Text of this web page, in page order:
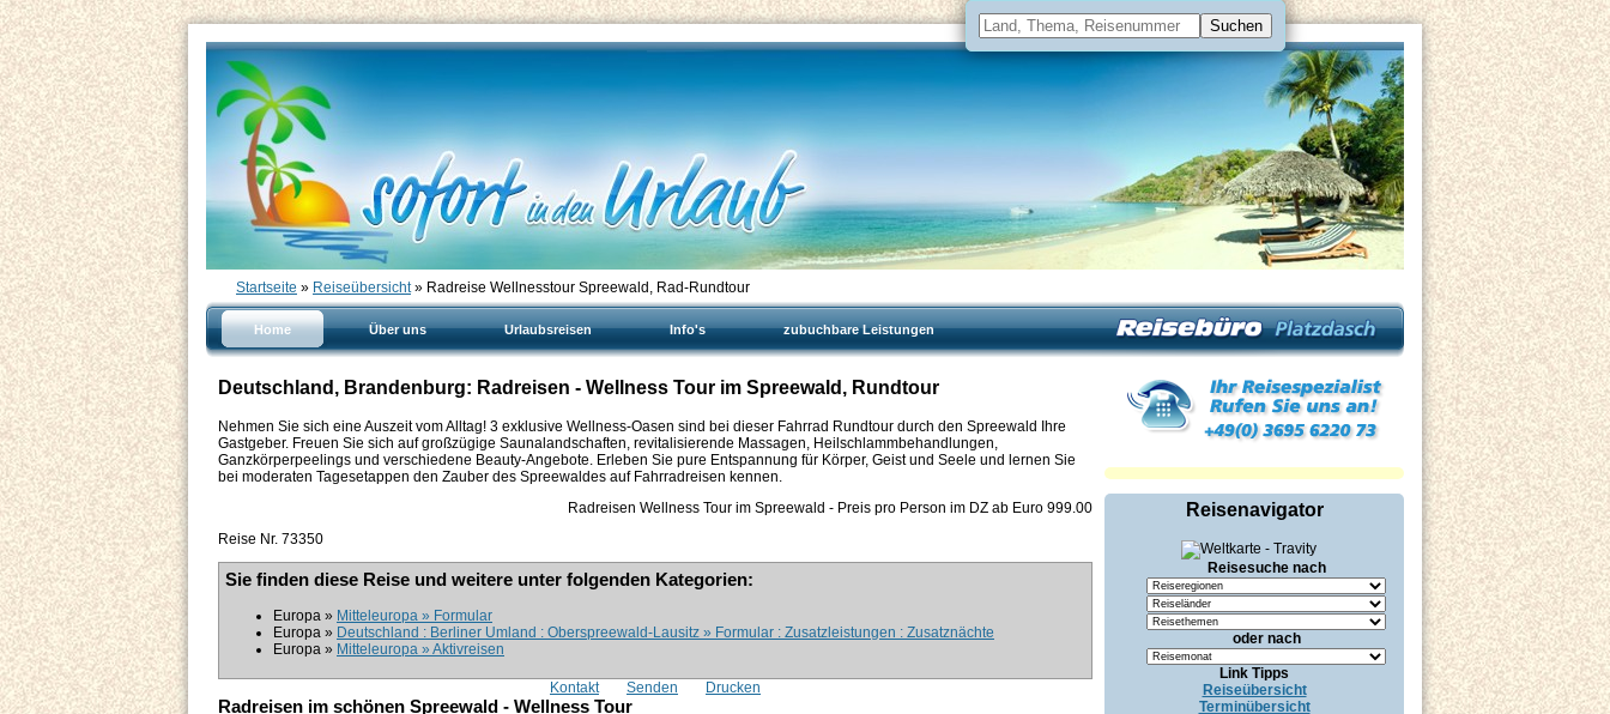
Startseite » Reiseübersicht» Radreise Wellnesstour Spreewald, Rad-Rundtour
Home Über uns Urlaubsreisen Info's zubuchbare Leistungen
Deutschland, Brandenburg: Radreisen - Wellness Tour im Spreewald, Rundtour
Nehmen Sie sich eine Auszeit vom Alltag! 3 exklusive Wellness-Oasen sind bei dieser Fahrrad Rundtour durch den Spreewald Ihre
Gastgeber. Freuen Sie sich auf großzügige Saunalandschaften, revitalisierende Massagen, Heilschlammbehandlungen,
Ganzkörperpeelings und verschiedene Beauty-Angebote. Erleben Sie pure Entspannung für Körper, Geist und Seele und lernen Sie
bei moderaten Tagesetappen den Zauber des Spreewaldes auf Fahrradreisen kennen.
Radreisen Wellness Tour im Spreewald - Preis pro Person im DZ ab Euro 999.00
Reise Nr. 73350
Sie finden diese Reise und weitere unter folgenden Kategorien:
Europa » Mitteleuropa » Formular
Europa » Deutschland : Berliner Umland : Oberspreewald-Lausitz » Formular : Zusatzleistungen : Zusatznächte
Europa » Mitteleuropa » Aktivreisen
Kontakt Senden Drucken
Radreisen im schönen Spreewald - Wellness Tour
Reisenavigator
Reisesuche nach
oder nach
Link Tipps
Reiseübersicht
Terminübersicht